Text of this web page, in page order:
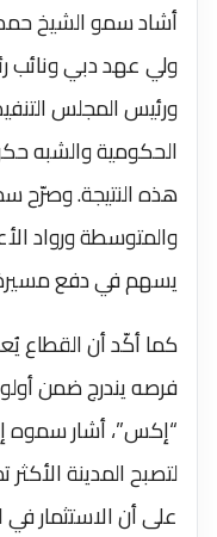
أشاد سمو الشيخ
ولي عهد دبي ونائب
ورئيس المجلس
الحكومية والشبه
هذه النتيجة. وصرّح
والمتوسطة ورواد
يسهم في دفع مسيرة
كما أكّد أن القطاع
“إكس”، أشار سموه
لتصبح المدينة
على أن الاستثمار